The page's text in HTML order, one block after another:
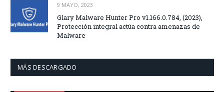
9 MAYO, 2023
Glary Malware Hunter Pro v1.166.0.784, (2023),
Protección integral actúa contra amenazas de
Malware
MÁS DESCARGADO